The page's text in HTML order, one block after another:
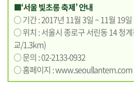
■‘서울 빛초롱 축제’ 안내
○ 기간 : 2017년 11월 3일 ~ 11월 19일
○ 위치 : 서울시 종로구 서린동 14 청
교/1.3km)
○ 문의 : 02-2133-0932
○ 홈페이지 :www.seoullantern.com